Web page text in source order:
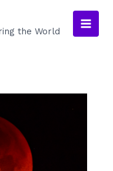
the World
Main